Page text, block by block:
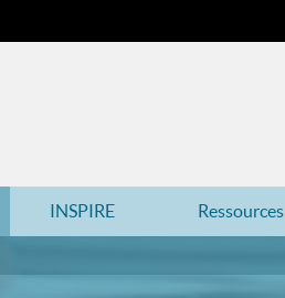
INSPIRE Ressources